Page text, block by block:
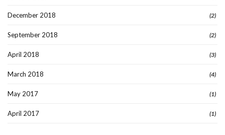
December 2018 (2)
September 2018 (2)
April 2018 (3)
March 2018 (4)
May 2017 (1)
April 2017 (1)